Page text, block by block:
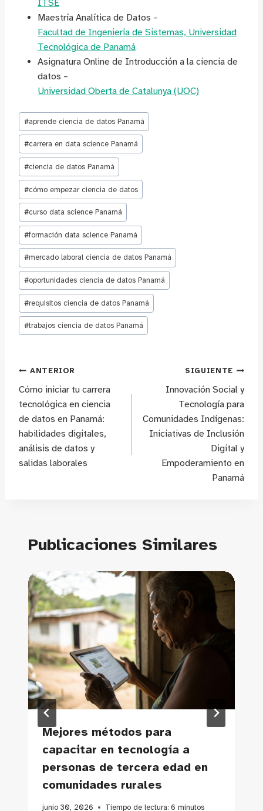
ITSE
Maestría Analítica de Datos –
Facultad de Ingeniería de Sistemas, Universidad
Tecnológica de Panamá
Asignatura Online de Introducción a la ciencia de
datos –
Universidad Oberta de Catalunya (UOC)
Etiquetas
de
la
entrada:
#aprende ciencia de datos Panamá
#carrera en data science Panamá
#ciencia de datos Panamá
#cómo empezar ciencia de datos
#curso data science Panamá
#formación data science Panamá
#mercado laboral ciencia de datos Panamá
#oportunidades ciencia de datos Panamá
#requisitos ciencia de datos Panamá
#trabajos ciencia de datos Panamá
Navegación
de
entradas
ANTERIOR
Cómo iniciar tu carrera
tecnológica en ciencia
de datos en Panamá:
habilidades digitales,
análisis de datos y
salidas laborales
SIGUIENTE
Innovación Social y
Tecnología para
Comunidades Indígenas:
Iniciativas de Inclusión
Digital y
Empoderamiento en
Panamá
Publicaciones Similares
Mejores métodos para
capacitar en tecnología a
personas de tercera edad en
comunidades rurales
junio 30, 2026 Tiempo de lectura: 6 minutos